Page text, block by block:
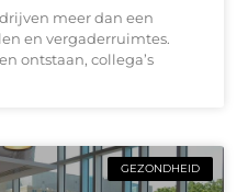
meer dan een
en vergaderruimtes.
ontstaan, collega’s
GEZONDHEID